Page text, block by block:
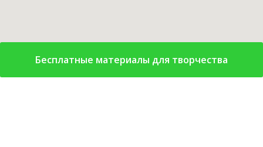
Бесплатные материалы для творчества